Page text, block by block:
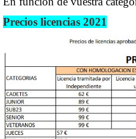
Precios licencias 2021